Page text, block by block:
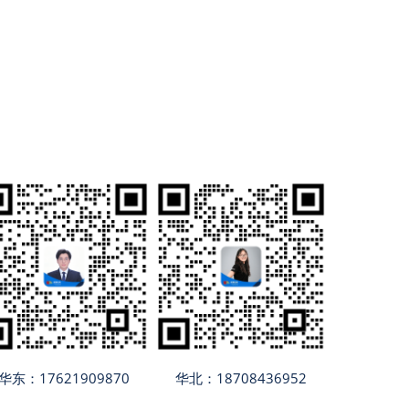
东：17621909870 华北：18708436952